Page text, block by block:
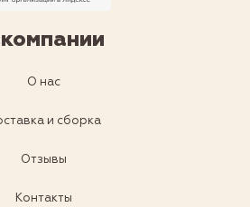
О нас
и сборка
Отзывы
Контакты